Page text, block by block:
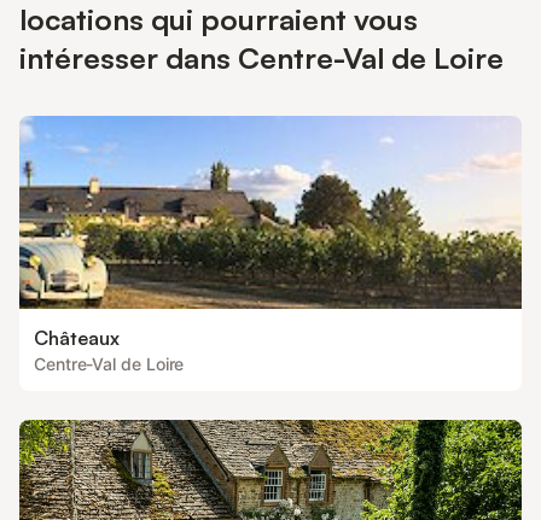
locations qui pourraient vous
intéresser dans Centre-Val de Loire
Châteaux
Centre-Val de Loire